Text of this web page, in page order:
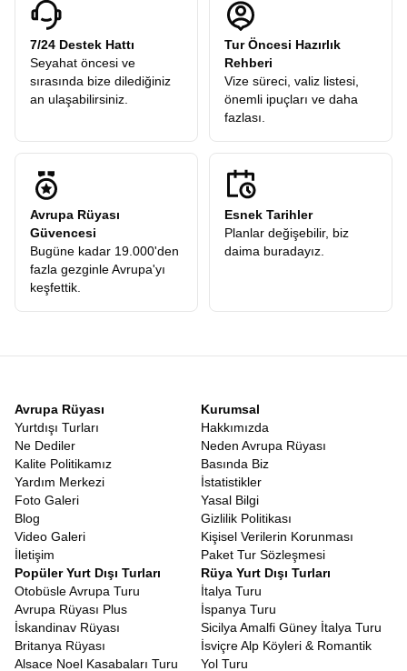
7/24 Destek Hattı
Seyahat öncesi ve
sırasında bize dilediğiniz
an ulaşabilirsiniz.
Tur Öncesi Hazırlık
Rehberi
Vize süreci, valiz listesi,
önemli ipuçları ve daha
fazlası.
Avrupa Rüyası
Güvencesi
Bugüne kadar 19.000'den
fazla gezginle Avrupa'yı
keşfettik.
Esnek Tarihler
Planlar değişebilir, biz
daima buradayız.
Avrupa Rüyası
Yurtdışı Turları
Ne Dediler
Kalite Politikamız
Yardım Merkezi
Foto Galeri
Blog
Video Galeri
İletişim
Kurumsal
Hakkımızda
Neden Avrupa Rüyası
Basında Biz
İstatistikler
Yasal Bilgi
Gizlilik Politikası
Kişisel Verilerin Korunması
Paket Tur Sözleşmesi
Popüler Yurt Dışı Turları
Otobüsle Avrupa Turu
Avrupa Rüyası Plus
İskandinav Rüyası
Britanya Rüyası
Alsace Noel Kasabaları Turu
Rüya Yurt Dışı Turları
İtalya Turu
İspanya Turu
Sicilya Amalfi Güney İtalya Turu
İsviçre Alp Köyleri & Romantik
Yol Turu